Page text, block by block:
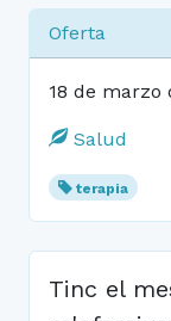
Oferta
18 de marzo
Salud
terapia
Tinc el